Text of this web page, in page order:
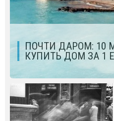
ПОЧТИ ДАРОМ: 10
КУПИТЬ ДОМ ЗА 1